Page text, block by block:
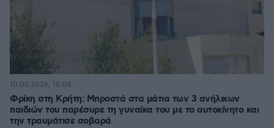
Φρίκη στη Κρήτη: Μπροστά στα μάτια των 3 ανήλικων
παιδιών του παρέσυρε τη γυναίκα του με το αυτοκίνητο και
την τραυμάτισε σοβαρά
10.05.2026, 18:06